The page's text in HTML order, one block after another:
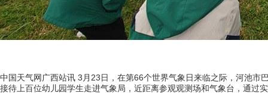
中国天气网广西站讯 3月23日，在第66个世界气象日来临之际，河池市
接待上百位幼儿园学生走进气象局，近距离参观观测场和气象台，通过